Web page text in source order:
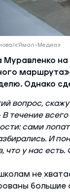
«Ямал-Медиа»
Муравленко
Однако
вопрос,
течение всего
сами
И
что у нас
не
большие